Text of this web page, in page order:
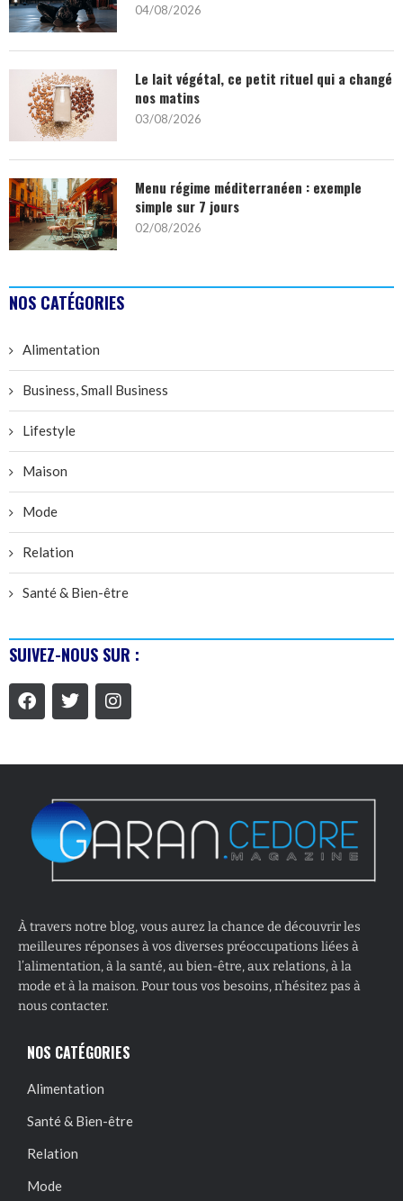
04/08/2026
Le lait végétal, ce petit rituel qui a changé
nos matins
03/08/2026
Menu régime méditerranéen : exemple
simple sur 7 jours
02/08/2026
NOS CATÉGORIES
Alimentation
Business, Small Business
Lifestyle
Maison
Mode
Relation
Santé & Bien-être
SUIVEZ-NOUS SUR :
À travers notre blog, vous aurez la chance de découvrir les
meilleures réponses à vos diverses préoccupations liées à
l’alimentation, à la santé, au bien-être, aux relations, à la
mode et à la maison. Pour tous vos besoins, n’hésitez pas à
nous contacter.
NOS CATÉGORIES
Alimentation
Santé & Bien-être
Relation
Mode